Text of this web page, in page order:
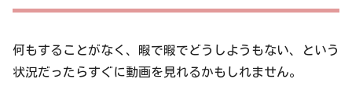
何もすることがなく、暇で暇でどうしようもない、という
状況だったらすぐに動画を見れるかもしれません。